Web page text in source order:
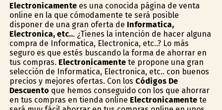
Electronicamentees una conocida página de venta
online en la que cómodamente te será posible
disponer de una gran oferta de Informatica,
Electronica, etc... ¿Tienes la intención de hacer alguna
compra de Informatica, Electronica, etc..? Lo más
seguro es que estés buscando la forma de ahorrar en
tus compras. Electronicamentete propone una gran
selección de Informatica, Electronica, etc.. con buenos
precios y mejores ofertas. Con los Códigos De
Descuento que hemos conseguido con los que ahorrar
en tus compras en tienda online Electronicamentete